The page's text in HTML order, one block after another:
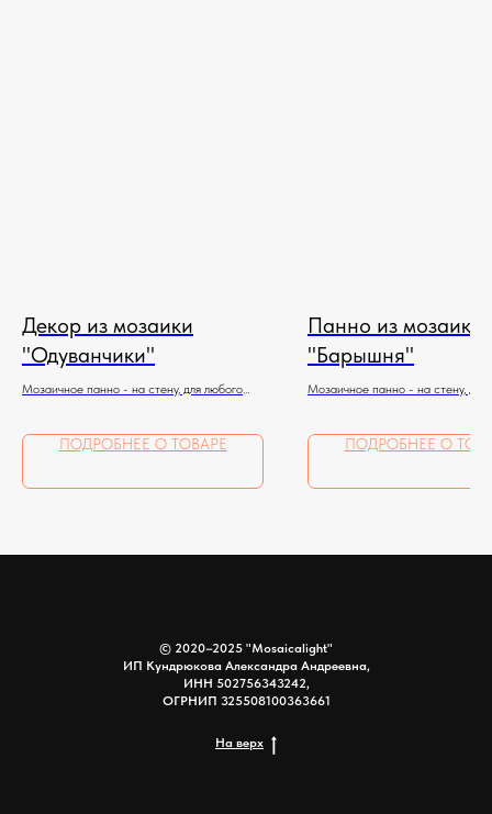
Декор из мозаики
"Одуванчики"
Мозаичное панно - на стену, для любого
ПОДРОБНЕЕ О ТОВАРЕ
Панно из мозаики
"Барышня"
Мозаичное панно - на стену, для
ПОДРОБНЕЕ О
© 2020–2025 "Mosaicalight"
ИП Кундрюкова Александра Андреевна,
ИНН 502756343242,
ОГРНИП 325508100363661
На верх